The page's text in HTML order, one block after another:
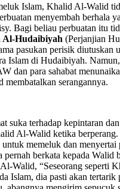
Islam, Khalid Al-Walid
menyembah berhala
Bagi beliau perbuatan itu
Al-Hudaibiyah (Perjanjian
pasukan perisik diutuskan
Islam di Hudaibiyah.
dan para sahabat
membatalkan serangannya.
suka terhadap kepintaran
Al-Walid ketika berperang.
memeluk dan menyertai
pernah berkata kepada Walid
Walid, “Seseorang seperti
Islam, dia pasti akan tertarik